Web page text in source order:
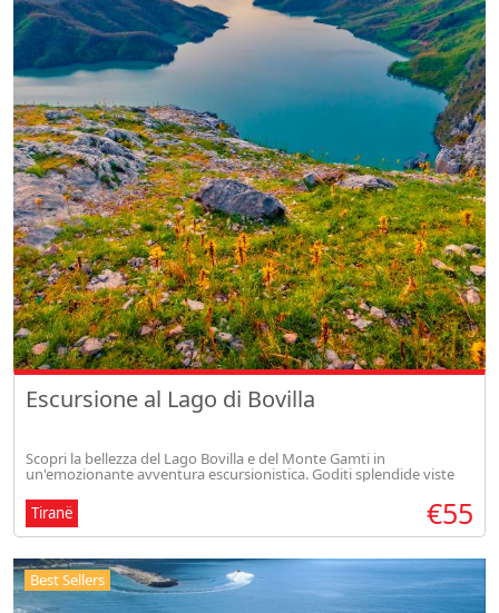
Escursione al Lago di Bovilla
Scopri la bellezza del Lago Bovilla e del Monte Gamti in
un'emozionante avventura escursionistica. Goditi splendide viste
indimenticabili
Tiranë €55
Best Sellers